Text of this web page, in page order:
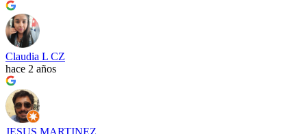
Claudia L CZ
hace 2 años
JESUS MARTINEZ